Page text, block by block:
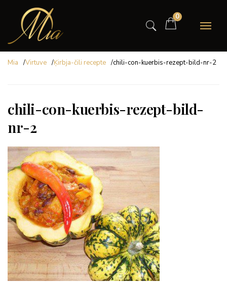
0
Mia /Virtuve /Ķirbja-čili recepte /chili-con-kuerbis-rezept-bild-nr-2
chili-con-kuerbis-rezept-bild-
nr-2